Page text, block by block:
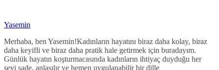
Yasemin
Merhaba, ben Yasemin!Kadınların hayatını biraz daha kolay, biraz
daha keyifli ve biraz daha pratik hale getirmek için buradayım.
Günlük hayatın koşturmacasında kadınların ihtiyaç duyduğu her
şeyi sade, anlaşılır ve hemen uygulanabilir bir dille